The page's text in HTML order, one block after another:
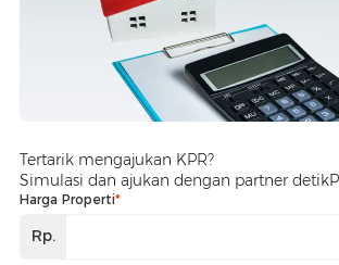
Tertarik mengajukan KPR?
Simulasi dan ajukan dengan partner
Harga Properti*
Rp.